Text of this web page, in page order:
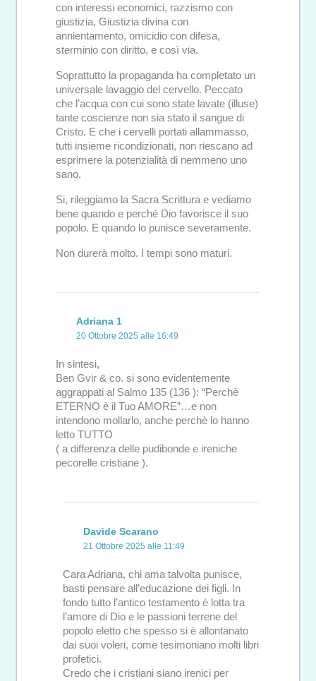
con interessi economici, razzismo con
giustizia, Giustizia divina con
annientamento, omicidio con difesa,
sterminio con diritto, e così via.
Soprattutto la propaganda ha completato un
universale lavaggio del cervello. Peccato
che l’acqua con cui sono state lavate (illuse)
tante coscienze non sia stato il sangue di
Cristo. E che i cervelli portati allammasso,
tutti insieme ricondizionati, non riescano ad
esprimere la potenzialità di nemmeno uno
sano.
Si, rileggiamo la Sacra Scrittura e vediamo
bene quando e perché Dio favorisce il suo
popolo. E quando lo punisce severamente.
Non durerà molto. I tempi sono maturi.
Adriana 1
20 Ottobre 2025 alle 16:49
In sintesi,
Ben Gvir & co. si sono evidentemente
aggrappati al Salmo 135 (136 ): “Perchè
ETERNO è il Tuo AMORE”…e non
intendono mollarlo, anche perchè lo hanno
letto TUTTO
( a differenza delle pudibonde e ireniche
pecorelle cristiane ).
Davide Scarano
21 Ottobre 2025 alle 11:49
Cara Adriana, chi ama talvolta punisce,
basti pensare all’educazione dei figli. In
fondo tutto l’antico testamento è lotta tra
l’amore di Dio e le passioni terrene del
popolo eletto che spesso si è allontanato
dai suoi voleri, come tesimoniano molti libri
profetici.
Credo che i cristiani siano irenici per